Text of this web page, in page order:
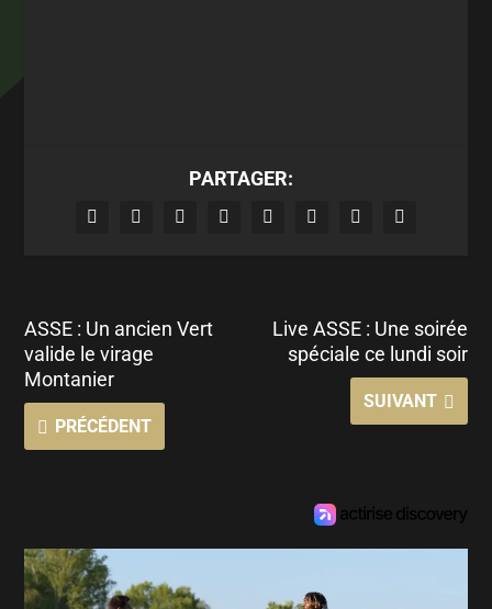
PARTAGER:
ASSE : Un ancien Vert
valide le virage
Montanier
PRÉCÉDENT
Live ASSE : Une soirée
spéciale ce lundi soir
SUIVANT